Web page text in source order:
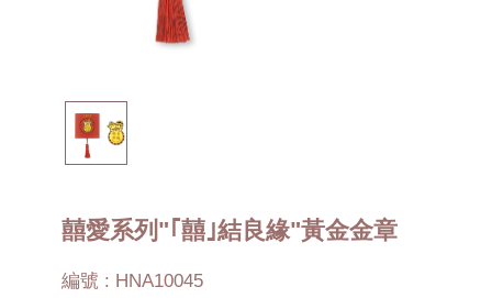
囍愛系列"｢囍｣結良緣"黃金金章
編號 : HNA10045